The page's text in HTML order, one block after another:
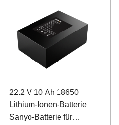
Kommunikation
22.2 V 10 Ah 18650
Lithium-Ionen-Batterie
Sanyo-Batterie für